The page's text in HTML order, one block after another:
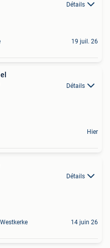
Détails
19 juil. 26
Détails
Hier
Détails
14 juin 26